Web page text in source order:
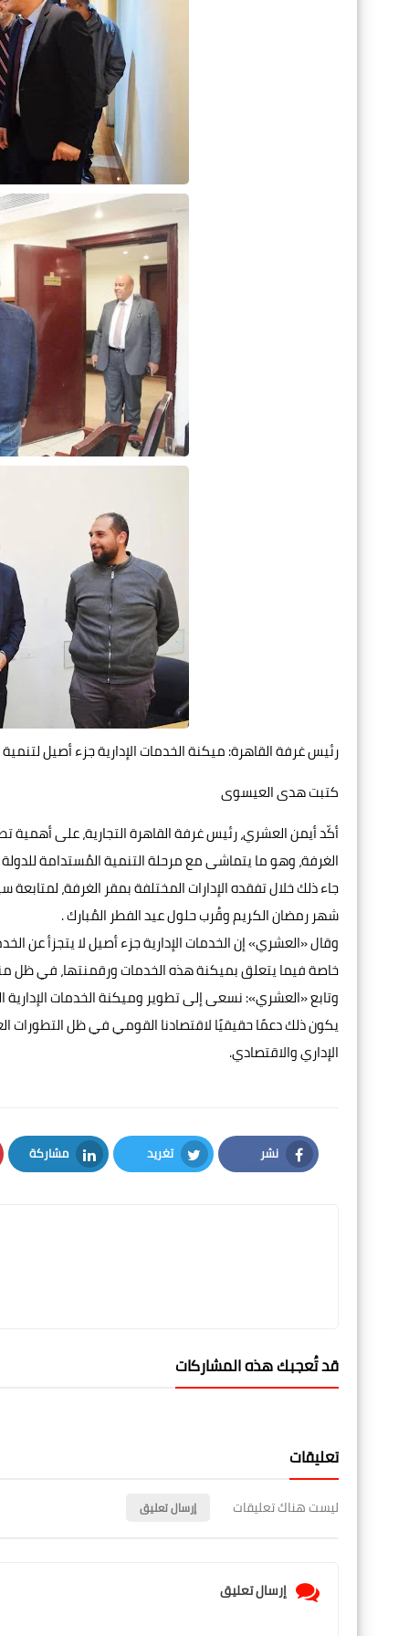
رئيس غرفة القاهرة: ميكنة الخدمات الإدارية جزء أصيل لتنمية
كتبت هدى العيسوى
أكّد أيمن العشري، رئيس غرفة القاهرة التجارية، على أهمية
الغرفة، وهو ما يتماشى مع مرحلة التنمية المُستدامة للدولة
جاء ذلك خلال تفقده الإدارات المختلفة بمقر الغرفة،
شهر رمضان الكريم وقُرب حلول عيد الفطر المُبارك .
وقال «العشري» إن الخدمات الإدارية جزء أصيل لا يتجزأ عن
خاصة فيما يتعلق بميكنة هذه الخدمات ورقمنتها، في ظل
وتابع «العشري»: نسعى إلى تطوير وميكنة الخدمات
يكون ذلك دعمًا حقيقيًا لاقتصادنا القومي في ظل التطورات
الإداري والاقتصادي.
نشر
Facebook
تغريد
Twitter
مشاركة
LinkedIn
قد تُعجبك هذه المشاركات
تعليقات
ليست هناك تعليقات إرسال تعليق
إرسال تعليق